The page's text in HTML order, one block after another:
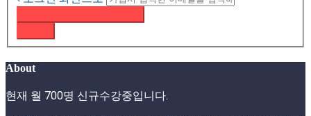
About
현재 월 700명 신규수강중입니다.